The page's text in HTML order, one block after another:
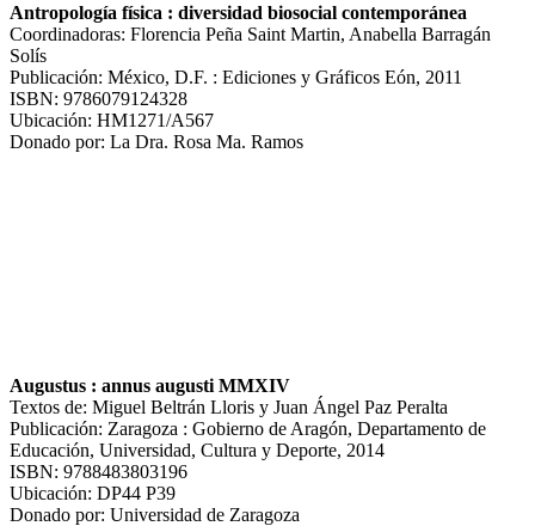
Antropología física : diversidad biosocial contemporánea
Coordinadoras: Florencia Peña Saint Martin, Anabella Barragán
Solís
Publicación: México, D.F. : Ediciones y Gráficos Eón, 2011
ISBN: 9786079124328
Ubicación: HM1271/A567
Donado por: La Dra. Rosa Ma. Ramos
Augustus : annus augusti MMXIV
Textos de: Miguel Beltrán Lloris y Juan Ángel Paz Peralta
Publicación: Zaragoza : Gobierno de Aragón, Departamento de
Educación, Universidad, Cultura y Deporte, 2014
ISBN: 9788483803196
Ubicación: DP44 P39
Donado por: Universidad de Zaragoza